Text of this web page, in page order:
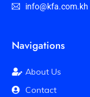
info@kfa.com.kh
Navigations
About Us
Contact